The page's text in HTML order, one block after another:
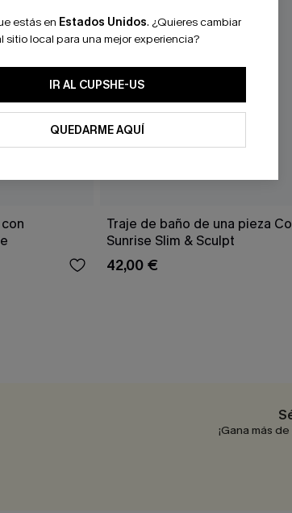
Traje de baño de una pieza
Sunrise Slim & Sculpt
42,00 €
¡Gana más
estás en Estados Unidos. ¿Quieres cambiar
sitio local para una mejor experiencia?
IR AL CUPSHE-US
QUEDARME AQUÍ